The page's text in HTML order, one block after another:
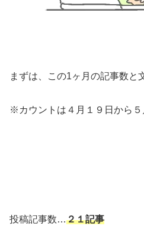
まずは、この1ヶ月の記事数と
※カウントは４月１９日から５
投稿記事数…２１記事